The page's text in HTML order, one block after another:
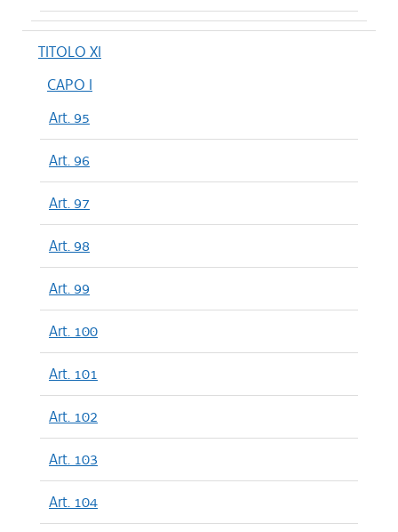
TITOLO XI
CAPO I
Art. 95
Art. 96
Art. 97
Art. 98
Art. 99
Art. 100
Art. 101
Art. 102
Art. 103
Art. 104